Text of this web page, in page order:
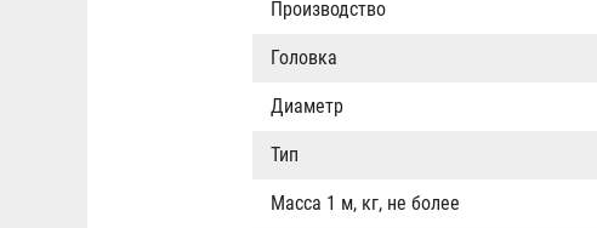
Производство
Головка
Диаметр
Тип
Масса 1 м, кг, не более